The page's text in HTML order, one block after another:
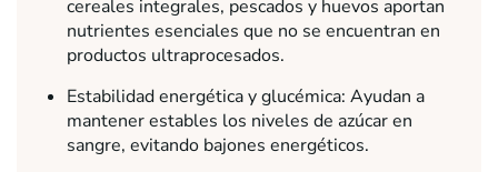
cereales integrales, pescados y huevos aportan
nutrientes esenciales que no se encuentran en
productos ultraprocesados.
Estabilidad energética y glucémica: Ayudan a
mantener estables los niveles de azúcar en
sangre, evitando bajones energéticos.